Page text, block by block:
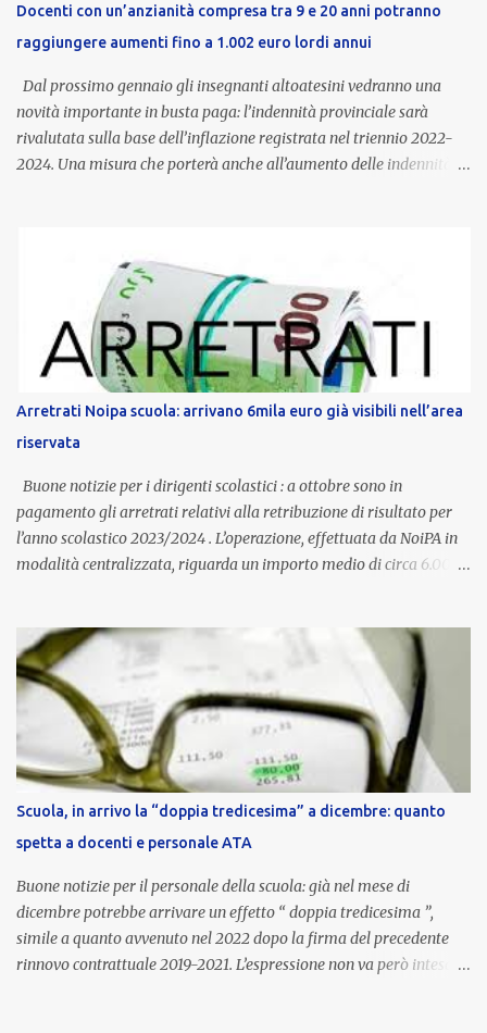
Docenti con un’anzianità compresa tra 9 e 20 anni potranno
raggiungere aumenti fino a 1.002 euro lordi annui
Dal prossimo gennaio gli insegnanti altoatesini vedranno una
novità importante in busta paga: l’indennità provinciale sarà
rivalutata sulla base dell’inflazione registrata nel triennio 2022-
2024. Una misura che porterà anche all’aumento delle indennità di
dedicato alle donne vittime di violenza di genere, in linea con la
normativa nazionale e con l’obiettivo di offrire maggiore tutela e
supporto in situazioni delicate. L’indennità provinciale per i docenti
è un unicum in Italia: si tratta di una misura esclusiva della
Provincia autonoma di Bolzano, che integra in maniera stabile lo
stipendio nazionale grazie alle prerogative garantite
dall’autonomia locale. Non è un bonus temporaneo né un
compenso accessorio, ma una voce strutturale di retribuzione,
aggiornata periodicamente in base al cost...
Arretrati Noipa scuola: arrivano 6mila euro già visibili nell’area
riservata
Buone notizie per i dirigenti scolastici : a ottobre sono in
pagamento gli arretrati relativi alla retribuzione di risultato per
l’anno scolastico 2023/2024 . L’operazione, effettuata da NoiPA in
modalità centralizzata, riguarda un importo medio di circa 6.000
ordinaria di ottobre . Cos’è la retribuzione di risultato La
retribuzione di risultato rappresenta la parte variabile dello
stipendio dei dirigenti scolastici. Viene corrisposta per valorizzare
la qualità dell’attività svolta, la gestione delle risorse e il
raggiungimento degli obiettivi fissati dal Ministero dell’Istruzione
e del Merito (MIM) . Per l’anno scolastico 2023/2024, il MIM ha
completato la procedura di valutazione e trasmesso i dati a NoiPA,
che ha poi disposto la liquidazione automatica in busta paga . Gli
importi e le trattenute L’importo medio lordo riconosciuto è di 6....
Scuola, in arrivo la “doppia tredicesima” a dicembre: quanto
spetta a docenti e personale ATA
Buone notizie per il personale della scuola: già nel mese di
dicembre potrebbe arrivare un effetto “ doppia tredicesima ”,
simile a quanto avvenuto nel 2022 dopo la firma del precedente
rinnovo contrattuale 2019-2021. L’espressione non va però intesa in